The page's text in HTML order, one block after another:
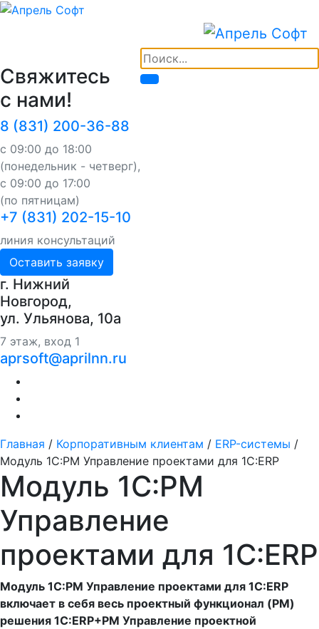
Свяжитесь
с нами!
8 (831) 200-36-88
с 09:00 до 18:00
(понедельник - четверг),
с 09:00 до 17:00
(по пятницам)
+7 (831) 202-15-10
линия консультаций
Оставить заявку
г. Нижний
Новгород,
ул. Ульянова, 10a
7 этаж, вход 1
aprsoft@aprilnn.ru
Главная / Корпоративным клиентам / ERP-системы /
Модуль 1C:PM Управление проектами для 1С:ERP
Модуль 1C:PM
Управление
проектами для 1С:ERP
Модуль 1C:PM Управление проектами для 1С:ERP
включает в себя весь проектный функционал (PM)
решения 1С:ERP+PM Управление проектной